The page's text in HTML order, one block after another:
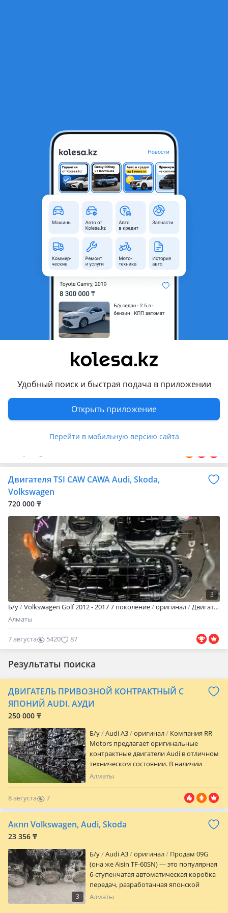
Удобный поиск и быстрая подача в приложении
Открыть приложение
Перейти в мобильную версию сайта
CGLC ДВИГАТЕЛЬ АУДИ. AUDI
оригинал
Контрактные двигатели Audi от RR Motors Компания RR Motors предлагает оригинальные контрактные двигатели Audi в отличном техническом состоянии. В наличии широкий выбор бензиновых и дизельных двигателей, поставляемых из Японии, Европы и ОАЭ. Все двигатели проходят тщательную проверку перед продажей, что позволяет убедиться в их исправности и готовности к эксплуатации. Мы предлагаем надежные контрактные агрегаты с большим остаточным ресурсом по выгодным ценам. В наличии двигатели для автомобилей: 80, 90, 100, 200, A1, A2, A3, A4, A5, A6, A7, A8, Allroad, Cabriolet, Coupe, e-tron, e-tron GT, Q2, Q3, Q4 e-tron, Q5, Q7, Q8, Q8 e-tron, R8, RS2, RS3, RS4, RS5, RS6, RS7, RS Q3, RS Q8, S1, S3, S4, S5, S6, S7, S8, SQ2, SQ5, SQ7, SQ8, TT, TT RS, TTS, V8. Мы предлагаем двигатели для различных поколений и комплектаций автомобилей Audi. Если вы не уверены в совместимости, наши специалисты помогут подобрать двигатель по VIN-коду, номеру двигателя или модели автомобиля. Это позволит избежать ошибок при покупке и подобрать агрегат, который полностью подойдет именно вашему автомобилю. Преимущества покупки в RR Motors: • Оригинальные контрактные двигатели Audi. • Проверка технического состояния перед продажей. • Большой выбор моделей и модификаций. • Подбор двигателя по VIN-коду. • Регулярное поступление новых двигателей и контрактных запчастей. • Возможность приобрести двигатель с навесным оборудованием. • Профессиональная консультация специалистов. Осуществляем отправку транспортными компаниями во все регионы Казахстана, а также доставку по городу. Для удобства покупателей доступны Red и рассрочка. Работаем как с частными клиентами, так и с автосервисами, СТО и магазинами автозапчастей. RR Motors Г. Алматы, ул. Акжайлау, 19Б Обращайтесь — поможем подобрать качественный контрактный двигатель Audi по выгодной цене.
4
Коробка автомат 09g 2.0fsi
Б/y Volkswagen Golf 2008 - 2012 6 поколение оригинал Свеже доставлена доставка регион РК и страны СНГ есть установка
0
Двигателя TSI CAW CAWA Audi, Skoda,
Volkswagen
720 000 ₸
3
Б/y Volkswagen Golf 2012 - 2017 7 поколение оригинал
Двигателя в ассортименте в идеальном состоянии с наименьшим пробегом! Отправка в любую сторону и город есть! Звоните в любое время! ВОСКРЕСЕНЬЕ ВЫХОДНОЙ!
Алматы
7 августа 5420 87
Результаты поиска
ДВИГАТЕЛЬ ПРИВОЗНОЙ КОНТРАКТНЫЙ С
ЯПОНИЙ AUDI. АУДИ
250 000 ₸
1
Б/y Audi A3 оригинал
Компания RR
Motors предлагает оригинальные
контрактные двигатели Audi в отличном
техническом состоянии. В наличии
двигатели для популярных моделей: A1,
TT, S3, S4, S5, S6, RS3, RS4, RS5, Allroad и
других моделей Audi. Все двигатели
привезены с автомобилей без пробега
по Казахстану, проходят обязательную
компрессию, отсутствие посторонних
шумов, состояние навесного
оборудования, отсутствие течей масла и
антифриза, следов перегрева,
механических повреждений и скрытых
Алматы
8 августа
7
0
Акпп Volkswagen, Audi, Skoda
23 356 ₸
3
Б/y Audi A3 оригинал
Продам 09G
(она же Aisin TF-60SN) — это популярная
6-ступенчатая автоматическая коробка
передач, разработанная японской
компанией Aisin для автомобилей
Алматы